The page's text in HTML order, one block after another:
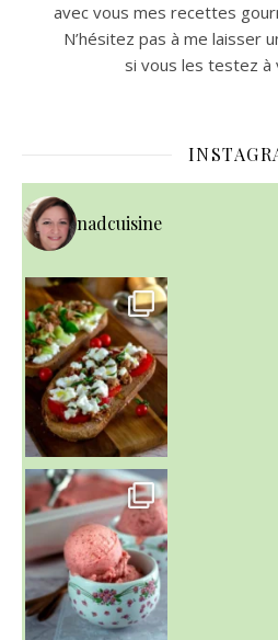
avec vous mes recettes
N’hésitez pas à me laisser
si vous les testez
nadcuisine
~ NICE CREAM À LA FRAISE ~
Presque un mois que